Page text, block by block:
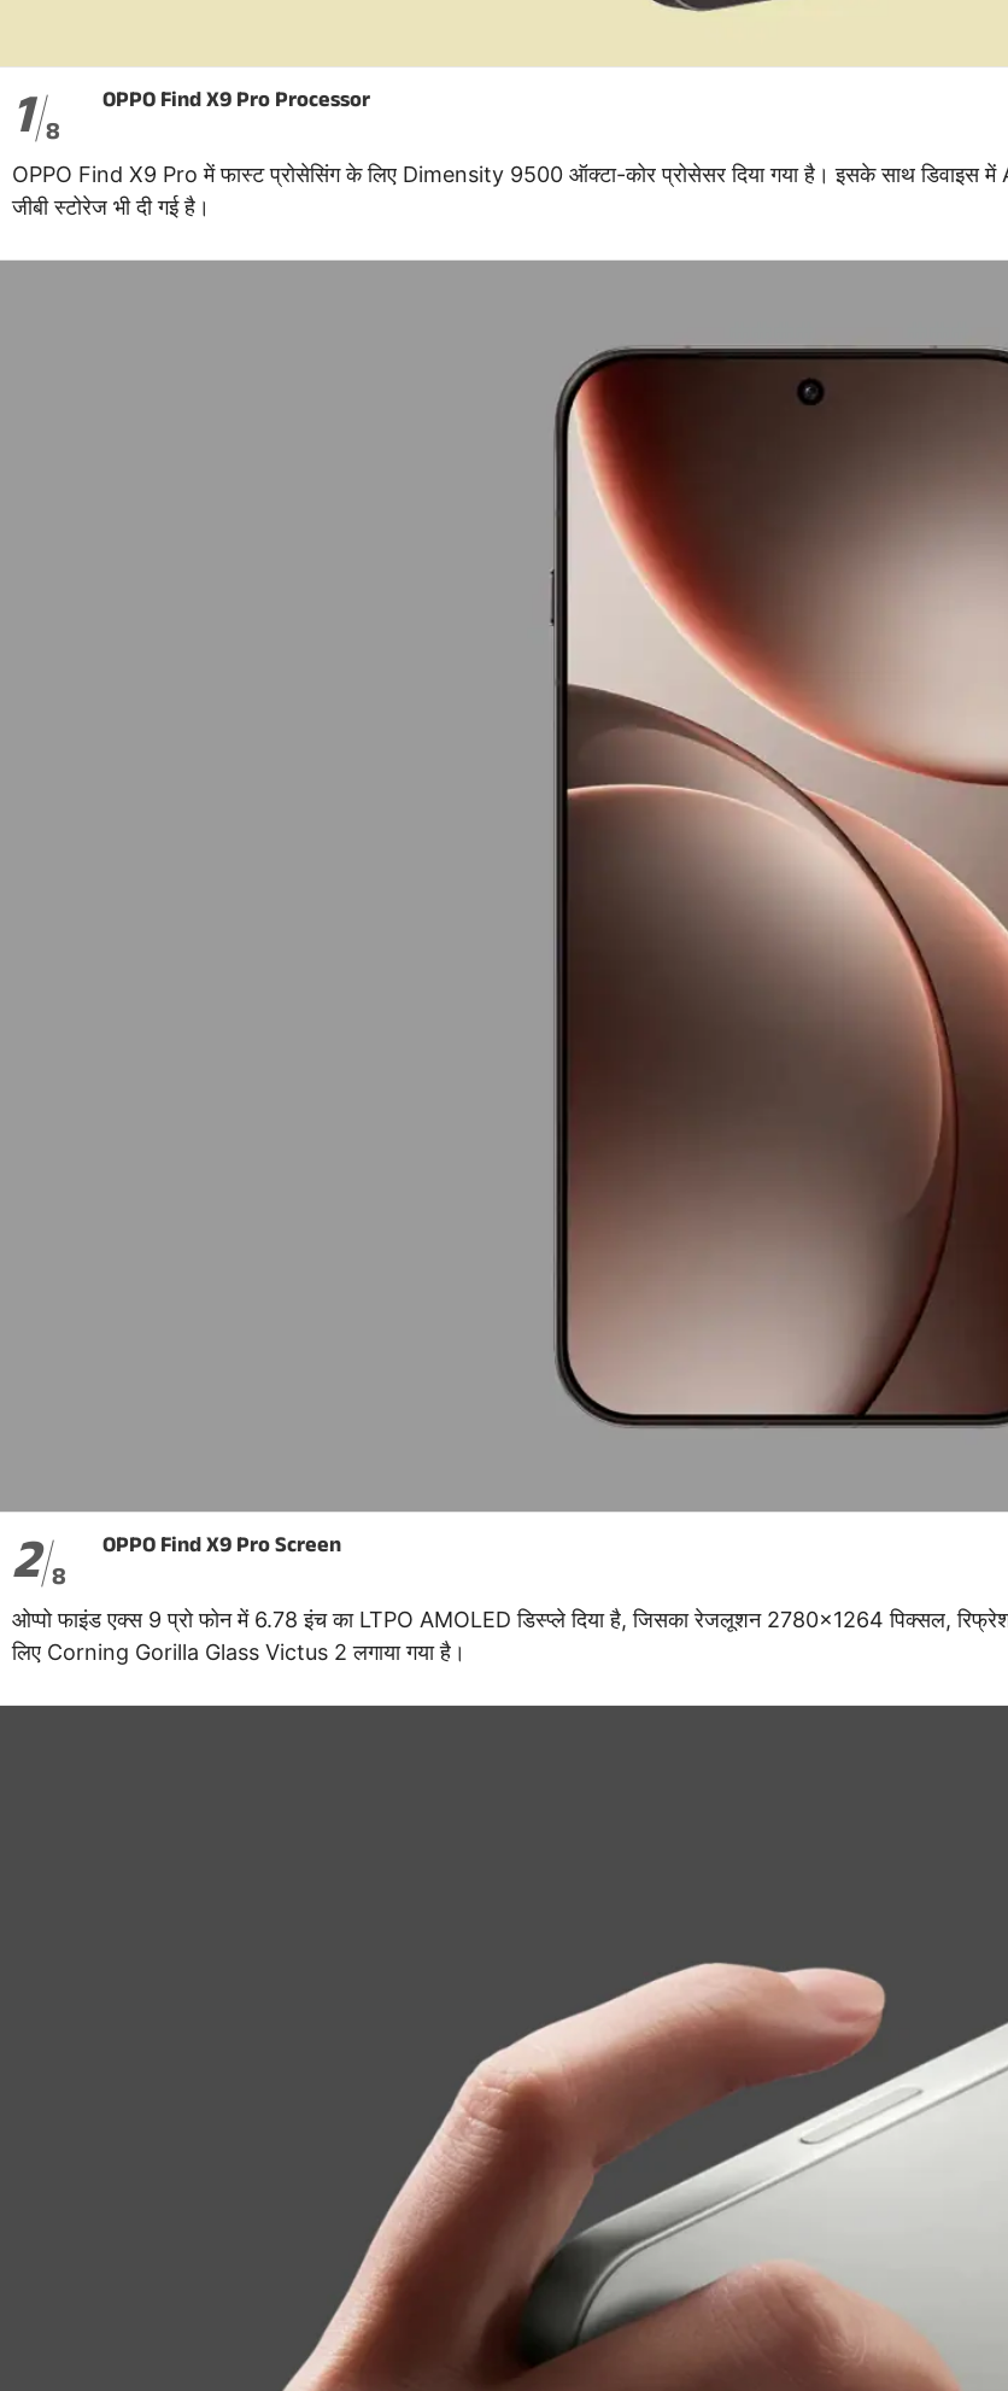
1 8
OPPO Find X9 Pro Processor
OPPO Find X9 Pro में फास्ट प्रोसेसिंग के लिए Dimensity 9500 ऑक्टा-कोर प्रोसेसर दिया गया है। इसके साथ डिवाइस
जीबी स्टोरेज भी दी गई है।
2 8
OPPO Find X9 Pro Screen
ओप्पो फाइंड एक्स 9 प्रो फोन में 6.78 इंच का LTPO AMOLED डिस्प्ले दिया है, जिसका रेजलूशन 2780×1264 पिक्सल,
लिए Corning Gorilla Glass Victus 2 लगाया गया है।